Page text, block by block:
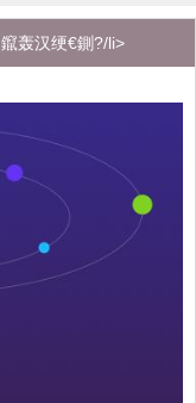
鑹轰汉绠€鍘?/li>